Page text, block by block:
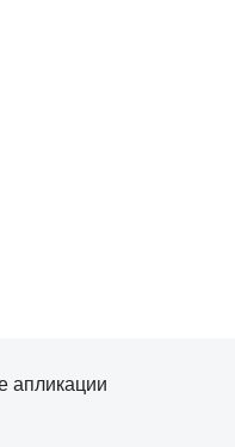
апликации